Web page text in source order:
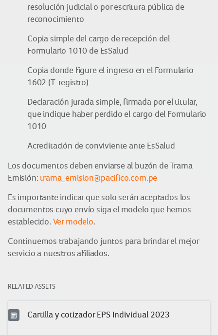
resolución judicial o por escritura pública de
reconocimiento
Copia simple del cargo de recepción del
Formulario 1010 de EsSalud
Copia donde figure el ingreso en el Formulario
1602 (T-registro)
Declaración jurada simple, firmada por el titular,
que indique haber perdido el cargo del Formulario
1010
Acreditación de conviviente ante EsSalud
Los documentos deben enviarse al buzón de Trama
Emisión: trama_emision@pacifico.com.pe
Es importante indicar que solo serán aceptados los
documentos cuyo envío siga el modelo que hemos
establecido. Ver modelo.
Continuemos trabajando juntos para brindar el mejor
servicio a nuestros afiliados.
RELATED ASSETS
Cartilla y cotizador EPS Individual 2023